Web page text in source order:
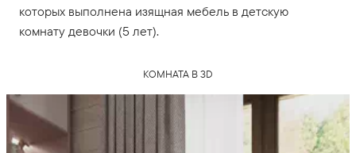
которых выполнена изящная мебель в детскую
комнату девочки (5 лет).
КОМНАТА В 3D